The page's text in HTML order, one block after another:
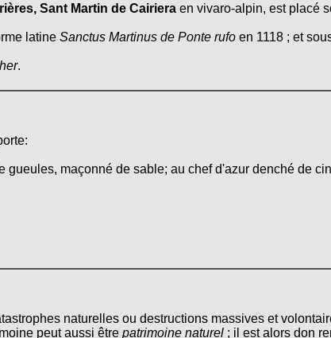
Sant Martin de Cairiera en vivaro-alpin, est placé
latine Sanctus Martinus de Ponte rufo en 1118 ; et
.
gueules, maçonné de sable; au chef d'azur denché de
naturelles ou destructions massives et
peut aussi être patrimoine naturel ; il est alors don